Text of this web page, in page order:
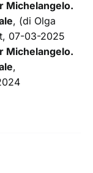
Michelangelo.
, (di Olga
07-03-2025
Michelangelo.
,